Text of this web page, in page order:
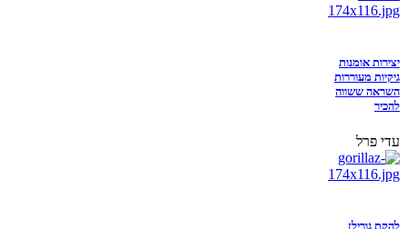
יצירות אומנות
גיקיות מעוררות
השראה ששווה
להכיר
עדי פרל
להקת גורילז